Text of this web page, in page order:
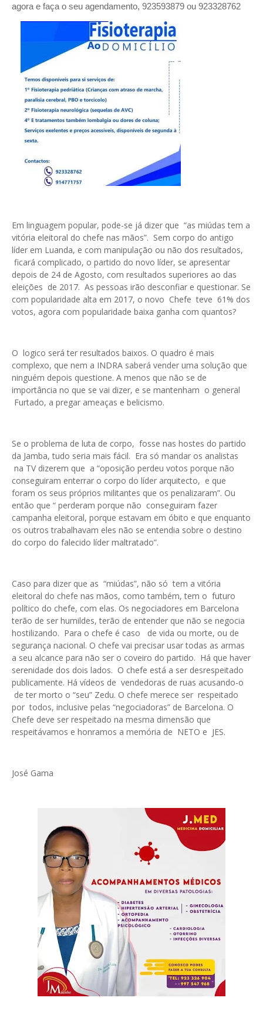
agora e faça o seu agendamento, 923593879 ou 923328762
Em linguagem popular, pode-se já dizer que “as miúdas tem a
vitória eleitoral do chefe nas mãos”. Sem corpo do antigo
líder em Luanda, e com manipulação ou não dos resultados,
ficará complicado, o partido do novo líder, se apresentar
depois de 24 de Agosto, com resultados superiores ao das
eleições de 2017. As pessoas irão desconfiar e questionar. Se
com popularidade alta em 2017, o novo Chefe teve 61% dos
votos, agora com popularidade baixa ganha com quantos?
O logico será ter resultados baixos. O quadro é mais
complexo, que nem a INDRA saberá vender uma solução que
ninguém depois questione. A menos que não se de
importância no que se vai dizer, e se mantenham o general
Furtado, a pregar ameaças e belicismo.
Se o problema de luta de corpo, fosse nas hostes do partido
da Jamba, tudo seria mais fácil. Era só mandar os analistas
na TV dizerem que a “oposição perdeu votos porque não
conseguiram enterrar o corpo do líder arquitecto, e que
foram os seus próprios militantes que os penalizaram”. Ou
então que “ perderam porque não conseguiram fazer
campanha eleitoral, porque estavam em óbito e que enquanto
os outros trabalhavam eles não se entendia sobre o destino
do corpo do falecido líder maltratado”.
Caso para dizer que as “miúdas”, não só tem a vitória
eleitoral do chefe nas mãos, como também, tem o futuro
político do chefe, com elas. Os negociadores em Barcelona
terão de ser humildes, terão de entender que não se negocia
hostilizando. Para o chefe é caso de vida ou morte, ou de
segurança nacional. O chefe vai precisar usar todas as armas
a seu alcance para não ser o coveiro do partido. Há que haver
serenidade dos dois lados. O chefe está a ser desrespeitado
publicamente. Há vídeos de vendedoras de ruas acusando-o
de ter morto o “seu” Zedu. O chefe merece ser respeitado
por todos, inclusive pelas “negociadoras” de Barcelona. O
Chefe deve ser respeitado na mesma dimensão que
respeitávamos e honramos a memória de NETO e JES.
José Gama